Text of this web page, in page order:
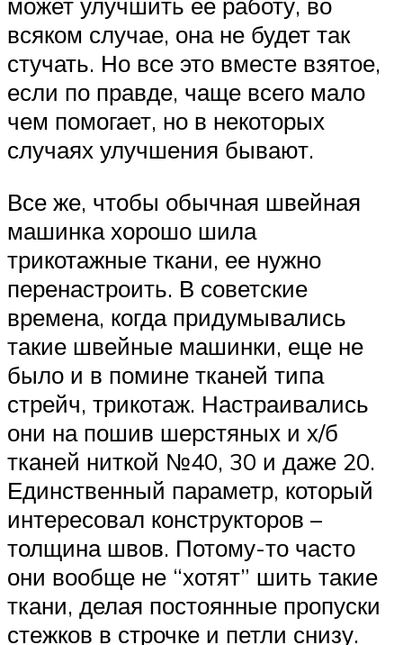
всяком случае, она не будет так
стучать. Но все это вместе взятое,
если по правде, чаще всего мало
чем помогает, но в некоторых
случаях улучшения бывают.
Все же, чтобы обычная швейная
машинка хорошо шила
трикотажные ткани, ее нужно
перенастроить. В советские
времена, когда придумывались
такие швейные машинки, еще не
было и в помине тканей типа
стрейч, трикотаж. Настраивались
они на пошив шерстяных и х/б
тканей ниткой №40, 30 и даже 20.
Единственный параметр, который
интересовал конструкторов –
толщина швов. Потому-то часто
они вообще не “хотят” шить такие
ткани, делая постоянные пропуски
стежков в строчке и петли снизу.